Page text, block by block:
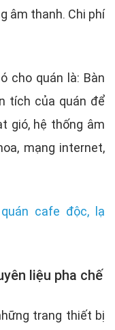
âm thanh. Chi phí
cho quán là: Bàn
tích của quán để
gió, hệ thống âm
mạng internet,
cafe độc, lạ
liệu pha chế
trang thiết bị